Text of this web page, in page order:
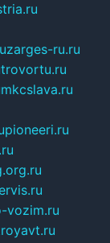
zarges-ru.ru
mkcslava.ru
pioneeri.ru
vozim.ru